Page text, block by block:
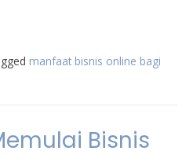
manfaat bisnis online bagi
Bisnis